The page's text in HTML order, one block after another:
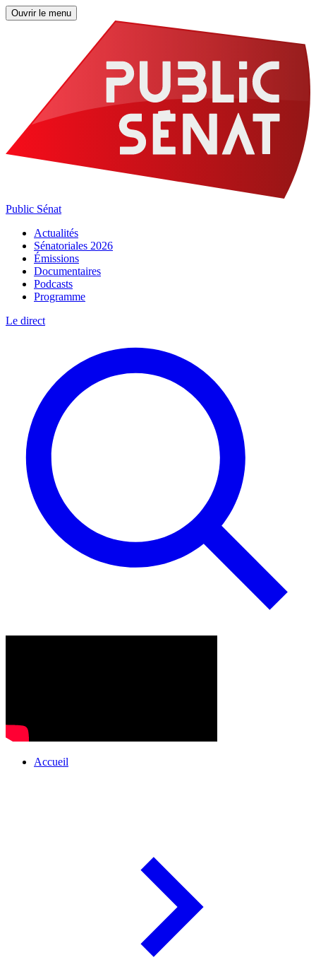
Ouvrir le menu
Public Sénat
Actualités
Sénatoriales 2026
Émissions
Documentaires
Podcasts
Programme
Le direct
Accueil